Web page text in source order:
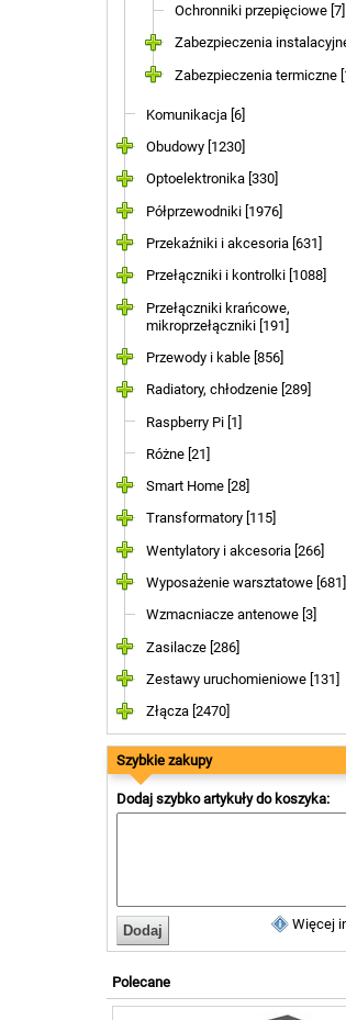
Ochronniki przepięciowe [7]
Zabezpieczenia
Zabezpieczenia termiczne
Komunikacja [6]
Obudowy [1230]
Optoelektronika [330]
Półprzewodniki [1976]
Przekaźniki i akcesoria [631]
Przełączniki i kontrolki [1088]
Przełączniki krańcowe,
mikroprzełączniki [191]
Przewody i kable [856]
Radiatory, chłodzenie [289]
Raspberry Pi [1]
Różne [21]
Smart Home [28]
Transformatory [115]
Wentylatory i akcesoria [266]
Wyposażenie warsztatowe [681]
Wzmacniacze antenowe [3]
Zasilacze [286]
Zestawy uruchomieniowe [131]
Złącza [2470]
Szybkie zakupy
Dodaj szybko artykuły do koszyka:
Więcej
Polecane